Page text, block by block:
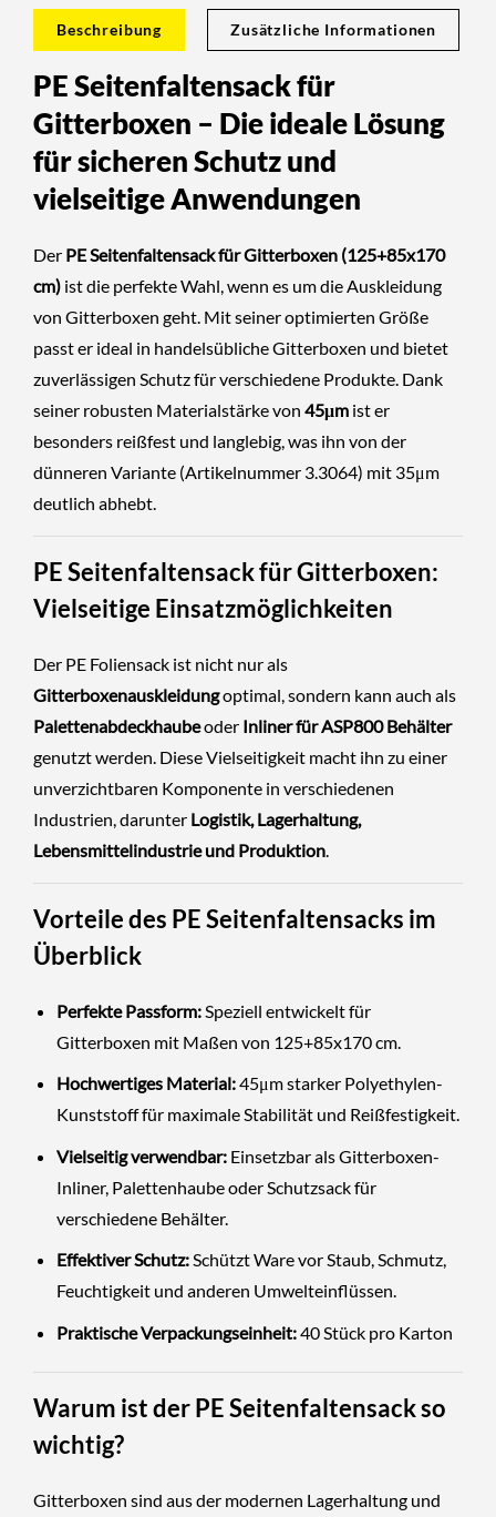
Beschreibung Zusätzliche Informationen
PE Seitenfaltensack für
Gitterboxen – Die ideale Lösung
für sicheren Schutz und
vielseitige Anwendungen
Der PE Seitenfaltensack für Gitterboxen (125+85x170
cm) ist die perfekte Wahl, wenn es um die Auskleidung
von Gitterboxen geht. Mit seiner optimierten Größe
passt er ideal in handelsübliche Gitterboxen und bietet
zuverlässigen Schutz für verschiedene Produkte. Dank
seiner robusten Materialstärke von 45μm ist er
besonders reißfest und langlebig, was ihn von der
dünneren Variante (Artikelnummer 3.3064) mit 35μm
deutlich abhebt.
PE Seitenfaltensack für Gitterboxen:
Vielseitige Einsatzmöglichkeiten
Der PE Foliensack ist nicht nur als
Gitterboxenauskleidungoptimal, sondern kann auch als
Palettenabdeckhaubeoder Inliner für ASP800 Behälter
genutzt werden. Diese Vielseitigkeit macht ihn zu einer
unverzichtbaren Komponente in verschiedenen
Industrien, darunter Logistik, Lagerhaltung,
Lebensmittelindustrie und Produktion
Vorteile des PE Seitenfaltensacks im
Überblick
Perfekte Passform:Speziell entwickelt für
Gitterboxen mit Maßen von 125+85x170 cm.
Hochwertiges Material:45μm starker Polyethylen-
Kunststoff für maximale Stabilität und Reißfestigkeit.
Vielseitig verwendbar:Einsetzbar als Gitterboxen-
Inliner, Palettenhaube oder Schutzsack für
verschiedene Behälter.
Effektiver Schutz:Schützt Ware vor Staub, Schmutz,
Feuchtigkeit und anderen Umwelteinflüssen.
Praktische Verpackungseinheit:40 Stück pro Karton
Warum ist der PE Seitenfaltensack so
wichtig?
Gitterboxen sind aus der modernen Lagerhaltung und